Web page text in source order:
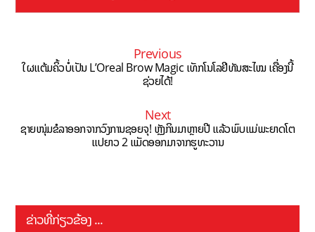
Previous
ໃຜແຕ້ມຄິ້ວບໍ່ເປັນ L’Oreal Brow Magic ເທັກໂນໂລຢີທັນສະໄໝ ເຄື່ອງນີ້
ຊ່ວຍໄດ້!
Next
ຊາຍໜຸ່ມຂໍລາອອກຈາກວົງການຊອຍຈຸ! ຫຼັງກິນມາຫຼາຍປີ ແລ້ວພົບແມ່ພະຍາດໂຕ
ແປຍາວ 2 ແມັດອອກມາຈາກຮູທະວານ
ຂ່າວທີ່ກ່ຽວຂ້ອງ ...